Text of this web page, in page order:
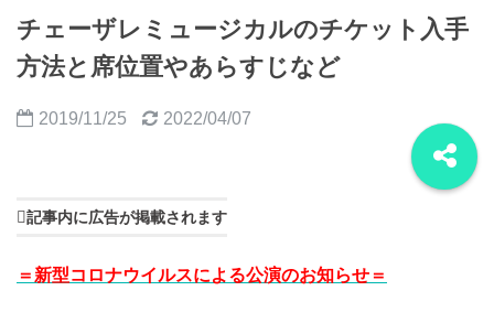
チェーザレミュージカルのチケット入手
方法と席位置やあらすじなど
2019/11/25 2022/04/07
記事内に広告が掲載されます
＝新型コロナウイルスによる公演のお知らせ＝